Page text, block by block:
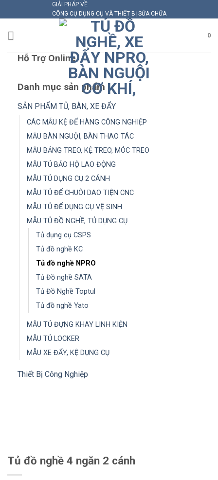
to
content
GIẢI PHÁP VỀ
CÔNG CỤ DỤNG CỤ VÀ THIẾT BỊ SỬA CHỮA
0
Hỗ Trợ Online
Danh mục sản phẩm
SẢN PHẨM TỦ, BÀN, XE ĐẨY
CÁC MẪU KỆ ĐỂ HÀNG CÔNG NGHIỆP
MẪU BÀN NGUỘI, BÀN THAO TÁC
MẪU BẢNG TREO, KỆ TREO, MÓC TREO
MẪU TỦ BẢO HỘ LAO ĐỘNG
MẪU TỦ DỤNG CỤ 2 CÁNH
MẪU TỦ ĐỂ CHUÔI DAO TIỆN CNC
MẪU TỦ ĐỂ DỤNG CỤ VỆ SINH
MẪU TỦ ĐỒ NGHỀ, TỦ DỤNG CỤ
Tủ dụng cụ CSPS
Tủ đồ nghề KC
Tủ đồ nghề NPRO
Tủ Đồ nghề SATA
Tủ Đồ Nghề Toptul
Tủ đồ nghề Yato
MẪU TỦ ĐỰNG KHAY LINH KIỆN
MẪU TỦ LOCKER
MẪU XE ĐẨY, KỆ DỤNG CỤ
Thiết Bị Công Nghiệp
Tủ đồ nghề 4 ngăn 2 cánh